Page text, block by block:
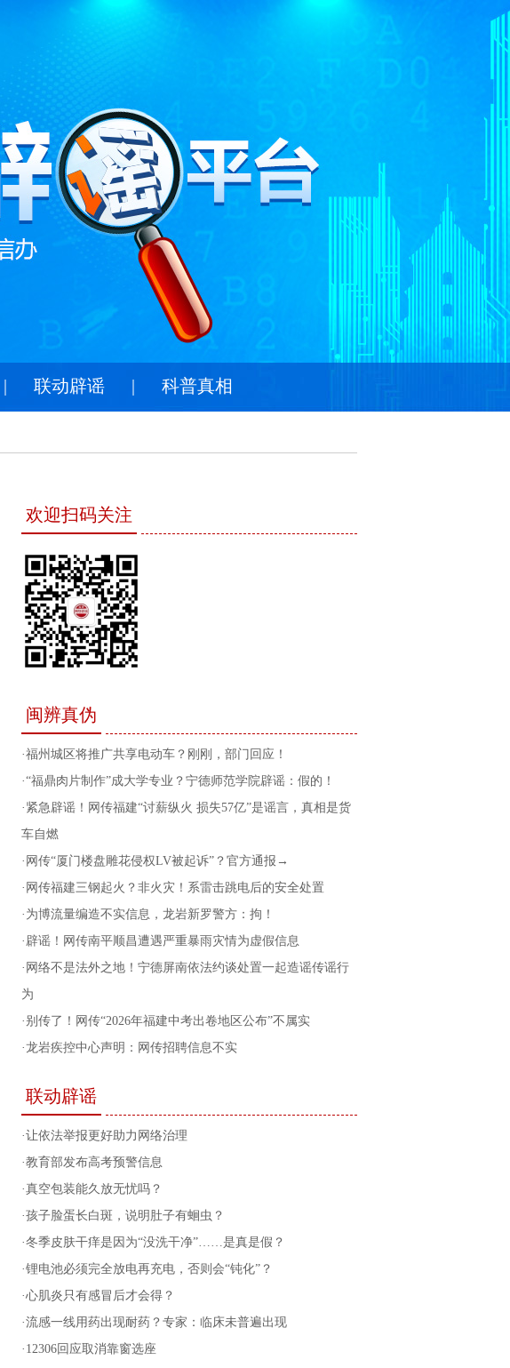
| 联动辟谣 | 科普真相
欢迎扫码关注
闽辨真伪
·福州城区将推广共享电动车？刚刚，部门回应！
·“福鼎肉片制作”成大学专业？宁德师范学院辟谣：假的！
· 紧急辟谣！网传福建“讨薪纵火 损失57亿”是谣言，真相是货
车自燃
· 网传“厦门楼盘雕花侵权LV被起诉”？官方通报→
· 网传福建三钢起火？非火灾！系雷击跳电后的安全处置
· 为博流量编造不实信息，龙岩新罗警方：拘！
· 辟谣！网传南平顺昌遭遇严重暴雨灾情为虚假信息
· 网络不是法外之地！宁德屏南依法约谈处置一起造谣传谣行
为
· 别传了！网传“2026年福建中考出卷地区公布”不属实
·龙岩疾控中心声明：网传招聘信息不实
联动辟谣
·让依法举报更好助力网络治理
·教育部发布高考预警信息
·真空包装能久放无忧吗？
·孩子脸蛋长白斑，说明肚子有蛔虫？
·冬季皮肤干痒是因为“没洗干净”……是真是假？
·锂电池必须完全放电再充电，否则会“钝化”？
·心肌炎只有感冒后才会得？
·流感一线用药出现耐药？专家：临床未普遍出现
· 12306回应取消靠窗选座